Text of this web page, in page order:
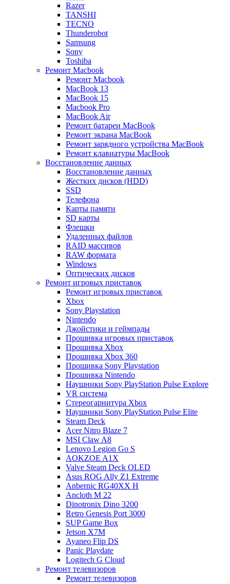
Razer
TANSHI
TECNO
Thunderobot
Samsung
Sony
Toshiba
Ремонт Macbook
Ремонт Macbook
MacBook 13
MacBook 15
Macbook Pro
MacBook Air
Ремонт батареи MacBook
Ремонт экрана MacBook
Ремонт зарядного устройства MacBook
Ремонт клавиатуры MacBook
Восстановление данных
Восстановление данных
Жестких дисков (HDD)
SSD
Телефона
Карты памяти
SD карты
Флешки
Удаленных файлов
RAID массивов
RAW формата
Windows
Оптических дисков
Ремонт игровых приставок
Ремонт игровых приставок
Xbox
Sony Playstation
Nintendo
Джойстики и геймпады
Прошивка игровых приставок
Прошивка Xbox
Прошивка Xbox 360
Прошивка Sony Playstation
Прошивка Nintendo
Наушники Sony PlayStation Pulse Explore
VR система
Стереогарнитура Xbox
Наушники Sony PlayStation Pulse Elite
Steam Deck
Acer Nitro Blaze 7
MSI Claw A8
Lenovo Legion Go S
AOKZOE A1X
Valve Steam Deck OLED
Asus ROG Ally Z1 Extreme
Anbernic RG40XX H
Ancloth М 22
Dinotronix Dino 3200
Retro Genesis Port 3000
SUP Game Box
Jetson X7M
Ayaneo Flip DS
Panic Playdate
Logitech G Cloud
Ремонт телевизоров
Ремонт телевизоров